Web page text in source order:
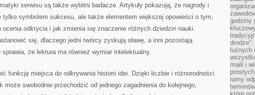
serwisu są także wybitni badacze. Artykuły pokazują, że nagrody i
tylko symbolem sukcesu, ale także elementem większej opowieści o tym,
ocenia odkrycia i jak zmienia się znaczenie różnych dziedzin nauki.
się, dlaczego jedni twórcy zyskują sławę, a inni pozostają
sprawia, że lektura ma również wymiar intelektualny.
funkcję miejsca do odkrywania historii idei. Dzięki liczbie i różnorodności
może swobodnie przechodzić od jednego zagadnienia do kolejnego,
godziny
luźnych
maili i
ramy